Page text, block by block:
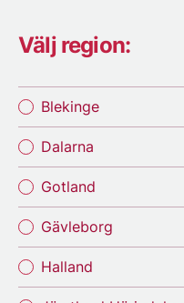
Välj region:
Blekinge
Dalarna
Gotland
Gävleborg
Halland